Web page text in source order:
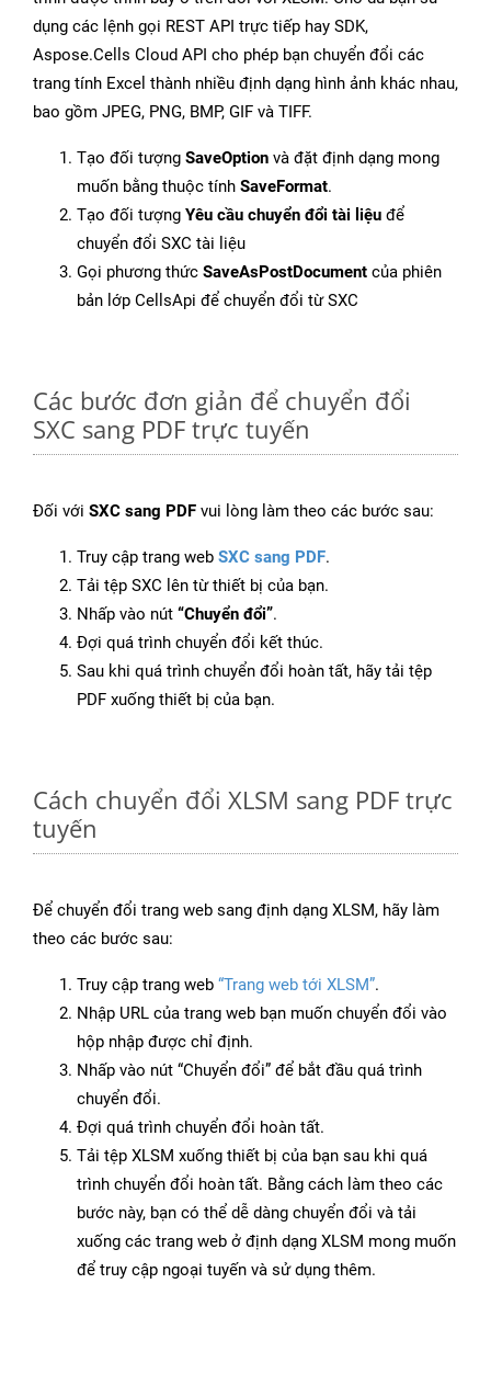
dụng các lệnh gọi REST API trực tiếp hay SDK,
Aspose.Cells Cloud API cho phép bạn chuyển đổi các
trang tính Excel thành nhiều định dạng hình ảnh khác nhau,
bao gồm JPEG, PNG, BMP, GIF và TIFF.
Tạo đối tượng SaveOption và đặt định dạng mong
muốn bằng thuộc tính SaveFormat.
Tạo đối tượng Yêu cầu chuyển đổi tài liệu để
chuyển đổi SXC tài liệu
Gọi phương thức SaveAsPostDocument của phiên
bản lớp CellsApi để chuyển đổi từ SXC
Các bước đơn giản để chuyển đổi
SXC sang PDF trực tuyến
Đối với SXC sang PDF vui lòng làm theo các bước sau:
Truy cập trang web SXC sang PDF.
Tải tệp SXC lên từ thiết bị của bạn.
Nhấp vào nút “Chuyển đổi”.
Đợi quá trình chuyển đổi kết thúc.
Sau khi quá trình chuyển đổi hoàn tất, hãy tải tệp
PDF xuống thiết bị của bạn.
Cách chuyển đổi XLSM sang PDF trực
tuyến
Để chuyển đổi trang web sang định dạng XLSM, hãy làm
theo các bước sau:
Truy cập trang web “Trang web tới XLSM”.
Nhập URL của trang web bạn muốn chuyển đổi vào
hộp nhập được chỉ định.
Nhấp vào nút “Chuyển đổi” để bắt đầu quá trình
chuyển đổi.
Đợi quá trình chuyển đổi hoàn tất.
Tải tệp XLSM xuống thiết bị của bạn sau khi quá
trình chuyển đổi hoàn tất. Bằng cách làm theo các
bước này, bạn có thể dễ dàng chuyển đổi và tải
xuống các trang web ở định dạng XLSM mong muốn
để truy cập ngoại tuyến và sử dụng thêm.